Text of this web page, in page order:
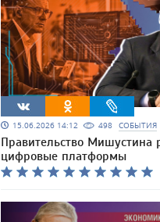
15.06.2026 14:12 498 СОБЫТИЯ
Правительство Мишустина
цифровые платформы